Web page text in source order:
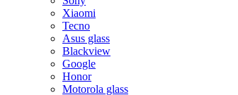
Xiaomi
Tecno
Asus glass
Blackview
Google
Honor
Motorola glass